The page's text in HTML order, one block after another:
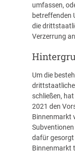
umfassen,
betreffenden
die
Verzerrung
Um die
schließen,
2021 den
Binnenmarkt
dafür gesorgt
Binnenmarkt